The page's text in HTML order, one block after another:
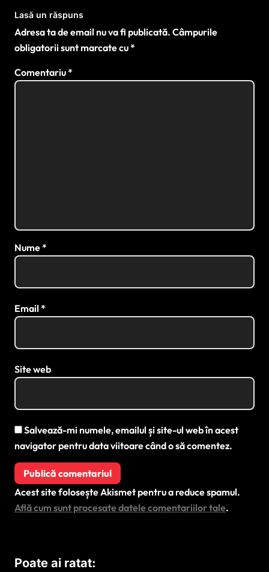
Lasă un răspuns
Adresa ta de email nu va fi publicată. Câmpurile
obligatorii sunt marcate cu*
Comentariu*
Nume*
Email *
Site web
Salvează-mi numele, emailul și site-ul web în acest
navigator pentru data viitoare când o să comentez.
Acest site folosește Akismet pentru a reduce spamul.
Află cum sunt procesate datele comentariilor tale.
Poate ai ratat: